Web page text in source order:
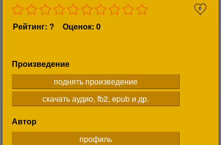
0
Рейтинг: ? Оценок: 0
Произведение
поднять произведение
скачать аудио, fb2, epub и др.
Автор
профиль